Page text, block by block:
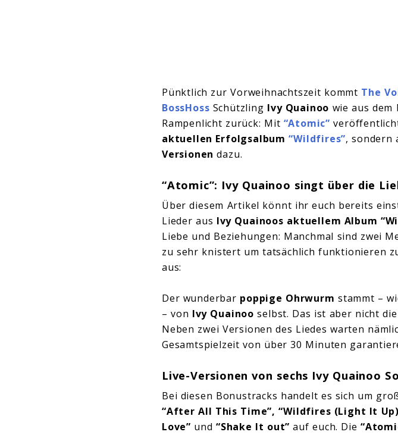
Pünktlich zur Vorweihnachtszeit kommt The
BossHoss Schützling Ivy Quainoo wie aus
Rampenlicht zurück: Mit “Atomic”
aktuellen Erfolgsalbum“Wildfires”, sondern
Versionendazu.
“Atomic”: Ivy Quainoo singt über die
Über diesem Artikel könnt ihr euch bereits
Lieder aus Ivy Quainoos aktuellem Album
Liebe und Beziehungen: Manchmal sind zwei
zu sehr knistert um tatsächlich funktionieren
aus:
Der wunderbar poppige Ohrwurm stammt –
– von Ivy Quainoo selbst. Das ist aber nicht
Neben zwei Versionen des Liedes warten
Gesamtspielzeit von über 30 Minuten
Live-Versionen von sechs Ivy Quainoo
Bei diesen Bonustracks handelt es sich um
“After All This Time”, “Wildfires (Light It
Love” und “Shake It out” auf euch. Die